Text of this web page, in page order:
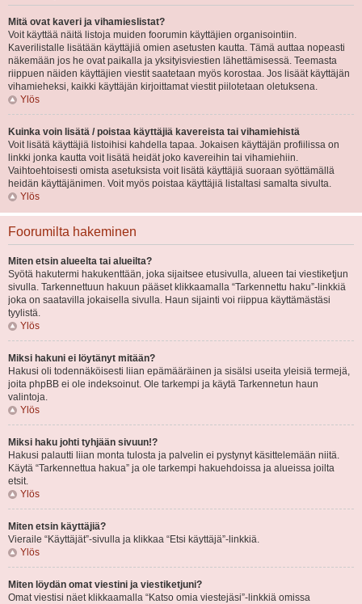
Mitä ovat kaveri ja vihamieslistat?
Voit käyttää näitä listoja muiden foorumin käyttäjien organisointiin.
Kaverilistalle lisätään käyttäjiä omien asetusten kautta. Tämä auttaa nopeasti
näkemään jos he ovat paikalla ja yksityisviestien lähettämisessä. Teemasta
riippuen näiden käyttäjien viestit saatetaan myös korostaa. Jos lisäät käyttäjän
vihamieheksi, kaikki käyttäjän kirjoittamat viestit piilotetaan oletuksena.
Ylös
Kuinka voin lisätä / poistaa käyttäjiä kavereista tai vihamiehistä
Voit lisätä käyttäjiä listoihisi kahdella tapaa. Jokaisen käyttäjän profiilissa on
linkki jonka kautta voit lisätä heidät joko kavereihin tai vihamiehiin.
Vaihtoehtoisesti omista asetuksista voit lisätä käyttäjiä suoraan syöttämällä
heidän käyttäjänimen. Voit myös poistaa käyttäjiä listaltasi samalta sivulta.
Ylös
Foorumilta hakeminen
Miten etsin alueelta tai alueilta?
Syötä hakutermi hakukenttään, joka sijaitsee etusivulla, alueen tai viestiketjun
sivulla. Tarkennettuun hakuun pääset klikkaamalla “Tarkennettu haku”-linkkiä
joka on saatavilla jokaisella sivulla. Haun sijainti voi riippua käyttämästäsi
tyylistä.
Ylös
Miksi hakuni ei löytänyt mitään?
Hakusi oli todennäköisesti liian epämääräinen ja sisälsi useita yleisiä termejä,
joita phpBB ei ole indeksoinut. Ole tarkempi ja käytä Tarkennetun haun
valintoja.
Ylös
Miksi haku johti tyhjään sivuun!?
Hakusi palautti liian monta tulosta ja palvelin ei pystynyt käsittelemään niitä.
Käytä “Tarkennettua hakua” ja ole tarkempi hakuehdoissa ja alueissa joilta
etsit.
Ylös
Miten etsin käyttäjiä?
Vieraile “Käyttäjät”-sivulla ja klikkaa “Etsi käyttäjä”-linkkiä.
Ylös
Miten löydän omat viestini ja viestiketjuni?
Omat viestisi näet klikkaamalla “Katso omia viestejäsi”-linkkiä omissa